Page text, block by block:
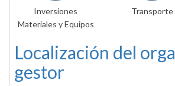
Inversiones
Materiales y Equipos
Transporte
Localización del
gestor